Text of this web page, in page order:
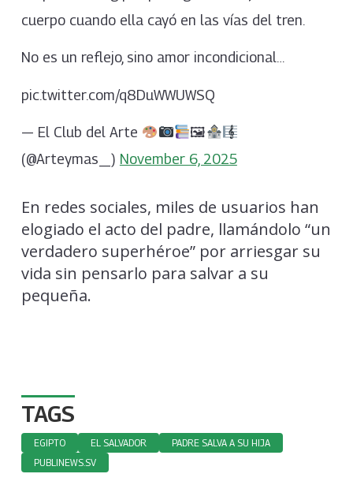
cuerpo cuando ella cayó en las vías del tren.
No es un reflejo, sino amor incondicional…
pic.twitter.com/q8DuWWUWSQ
— El Club del Arte
🖼
(@Arteymas_) November 6, 2025
En redes sociales, miles de usuarios han
elogiado el acto del padre, llamándolo “un
verdadero superhéroe” por arriesgar su
vida sin pensarlo para salvar a su
pequeña.
TAGS
EGIPTO EL SALVADOR
PADRE SALVA A SU HIJA
PUBLINEWS.SV